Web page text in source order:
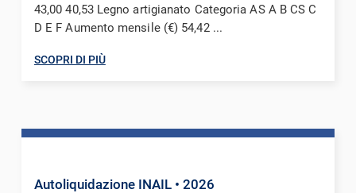
43,00 40,53 Legno artigianato Categoria AS A B CS C
D E F Aumento mensile (€) 54,42 ...
SCOPRI DI PIÙ
Autoliquidazione INAIL • 2026